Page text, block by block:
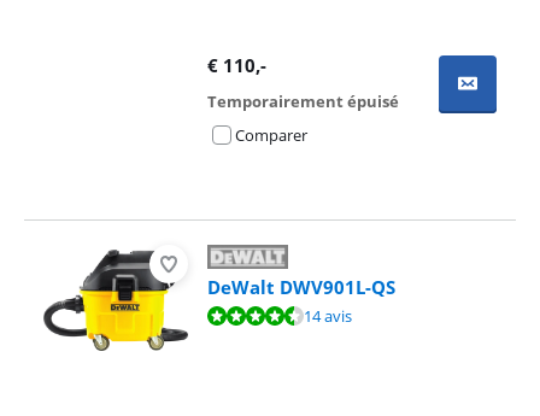
€ 110,-
Temporairement épuisé
Comparer
DeWalt DWV901L-QS
La note est de 8,5 sur 10, basée sur 14 avis.14 avis